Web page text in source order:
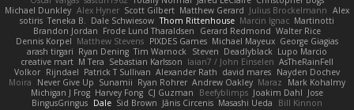
Michael Dunkley Alex Hyner Scott Gilbert Matthew Gerard Julius Brockelmann Alex
sotiris Teneka B. Dale Schwiesow Thom Rittenhouse Marcin Ignac Martinotti
Brandon Jordan Frode Lund Tharaldsen Gerard Redmond Walter Rice
Dennis Korpel Matthew Stevens PIXDES Games Michael Mayeux George Giagias
arash tirgari Ryan Dening Tim Warnock Steven Deadlyblack Lupo Marcio
creative mart M Tera Sebastian Karlsson Iaian7 / John Einselen AsTheRainFell
Volkor Rijndael Patrick T Sullivan Alexander Rath david mares Nayden Dochev
Moira
Never Give Up Sunamii Ryan Rohrer Andrew Oakley Maraz
Mark Kohalmy
Michigan J Frog Harvey Fong CJ Guzman Beefyblimps Joakim Dahl Jose
BingusGringus Dale Sid Brown Jānis Circenis Masashi Ueda
Bill Kinnon